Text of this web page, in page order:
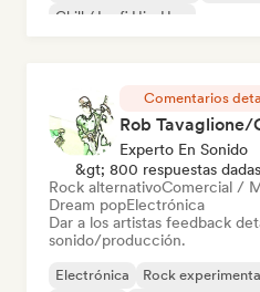
Chill / Lo-fi Hip-Hop
Comentarios
Rob
Experto En Sonido
&gt; 800 respuestas dadas
Rock alternativoComercial /
Dream popElectrónica
Dar a los artistas feedback
sonido/producción.
Electrónica Rock